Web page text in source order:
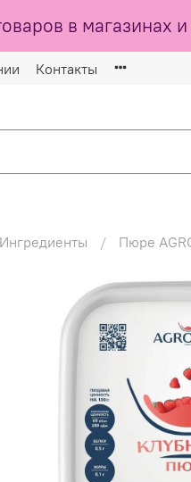
в магазинах
Контакты
Ингредиенты Пюре